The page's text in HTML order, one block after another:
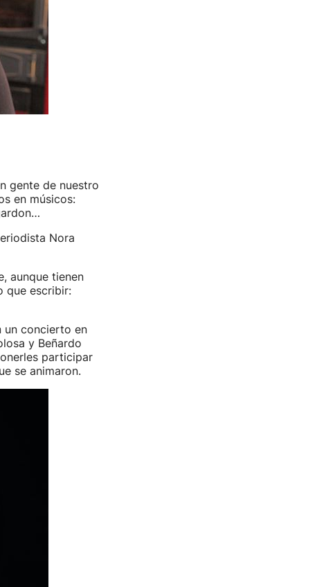
gente de nuestro
en músicos:
Nora
aunque tienen
que escribir:
un concierto en
y Beñardo
participar
se animaron.